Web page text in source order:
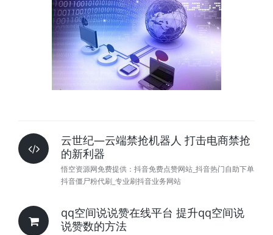
云世纪—云端禁抢机器人 打击电商禁抢
的新利器
悟空资源网免费提供：抖音免费点赞网站_抖音热门自助下单
抖音僵尸粉代刷_专业刷抖音业务网站
qq空间说说赞在线平台 提升qq空间说
说赞数的方法